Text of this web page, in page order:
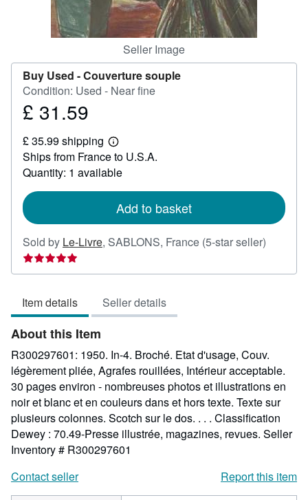
Seller Image
Buy Used -Couverture souple
Condition: Used - Near fine
Price
31.59
£ 31.59
£ 35.99 shipping
Learn
more
about
shipping
Ships from France to U.S.A.
Quantity: 1 available
Add to basket
Sold by Le-Livre, SABLONS, France (5-star seller)
5
Item details Seller details
About this Item
R300297601: 1950. In-4. Broché. Etat d'usage, Couv.
légèrement pliée, Agrafes rouillées, Intérieur acceptable.
30 pages environ - nombreuses photos et illustrations en
noir et blanc et en couleurs dans et hors texte. Texte sur
plusieurs colonnes. Scotch sur le dos. . . . Classification
Dewey : 70.49-Presse illustrée, magazines, revues. Seller
Inventory # R300297601
Contact seller
Report this item